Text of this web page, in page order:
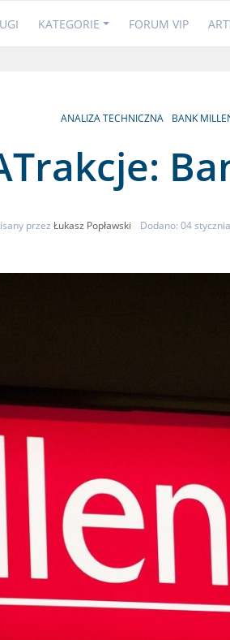
KATEGORIE FORUM VIP
ANALIZA TECHNICZNA BANK
przez Łukasz Popławski Dodano: 04